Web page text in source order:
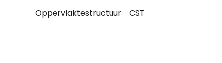
Oppervlaktestructuur
CST